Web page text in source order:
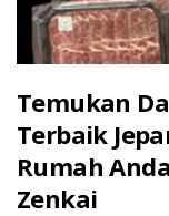
Temukan
Terbaik
Rumah
Zenkai